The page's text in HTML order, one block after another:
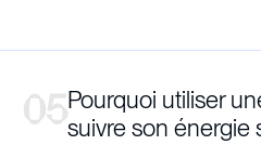
d’énergie
Optimisation de son
Pourquoi utiliser
suivre son énergie